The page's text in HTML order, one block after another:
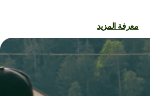
معرفة المزيد